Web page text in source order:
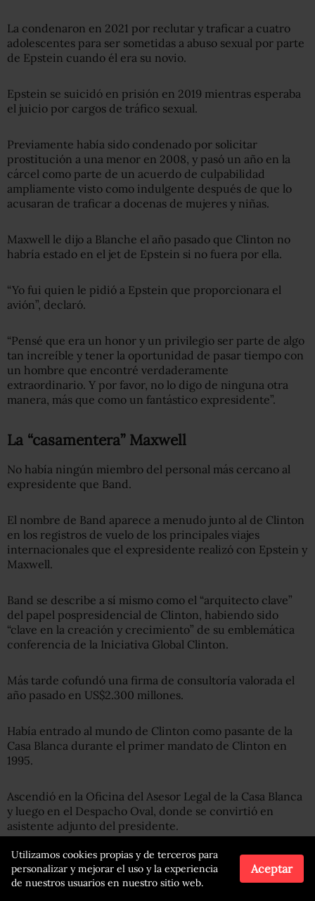
La condenaron en 2021 por reclutar y traficar a cuatro
adolescentes para ser sometidas a abuso sexual por parte
de Epstein cuando él era su novio.
Epstein se suicidó en prisión en 2019 mientras esperaba
el juicio por cargos de tráfico sexual.
Previamente había sido condenado por solicitar
prostitución a una menor en 2008, y pasó un año en la
cárcel como parte de un acuerdo de culpabilidad
ampliamente visto como indulgente después de que lo
acusaran de traficar a docenas de mujeres y niñas.
Maxwell le dijo a Blanche el año pasado que Clinton no
habría estado en el jet de Epstein si no fuera por ella.
“Yo fui quien le pidió a Epstein que proporcionara el
avión”, declaró.
“Pensé que era un honor y un privilegio ser parte de algo
tan increíble y tener la oportunidad de pasar tiempo con
un hombre que encontré verdaderamente
extraordinario. Y por favor, no lo digo de ninguna otra
manera, más que como un fantástico expresidente”.
La “casamentera” Maxwell
No había ningún miembro del personal más cercano al
expresidente que Band.
El nombre de Band aparece a menudo junto al de Clinton
en los registros de vuelo de los principales viajes
internacionales que el expresidente realizó con Epstein y
Maxwell.
Band se describe a sí mismo como el “arquitecto clave”
del papel pospresidencial de Clinton, habiendo sido
“clave en la creación y crecimiento” de su emblemática
conferencia de la Iniciativa Global Clinton.
Más tarde cofundó una firma de consultoría valorada el
año pasado en US$2.300 millones.
Había entrado al mundo de Clinton como pasante de la
Casa Blanca durante el primer mandato de Clinton en
1995.
Ascendió en la Oficina del Asesor Legal de la Casa Blanca
y luego en el Despacho Oval, donde se convirtió en
asistente adjunto del presidente.
Utilizamos cookies propias y de terceros para
personalizar y mejorar el uso y la experiencia
de nuestros usuarios en nuestro sitio web.
Aceptar